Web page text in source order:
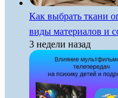
Как выбрать ткани
виды материалов и
3 недели назад